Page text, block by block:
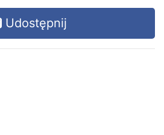
Udostępnij